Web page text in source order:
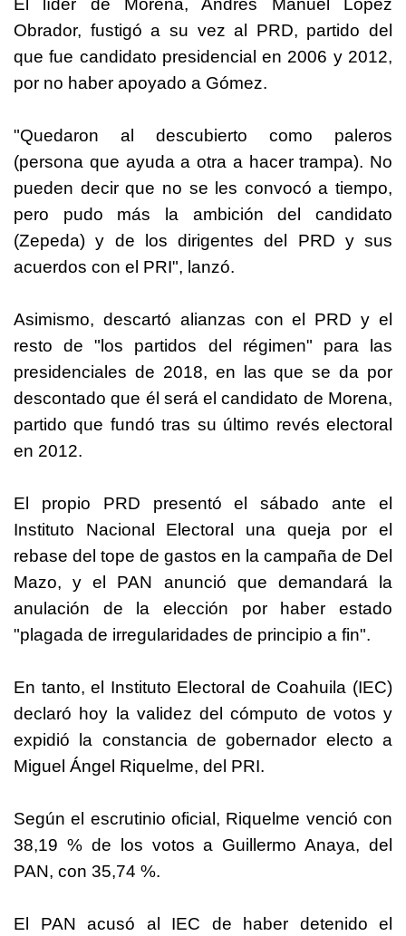
El líder de Morena, Andrés Manuel López
Obrador, fustigó a su vez al PRD, partido del
que fue candidato presidencial en 2006 y 2012,
por no haber apoyado a Gómez.
"Quedaron al descubierto como paleros
(persona que ayuda a otra a hacer trampa). No
pueden decir que no se les convocó a tiempo,
pero pudo más la ambición del candidato
(Zepeda) y de los dirigentes del PRD y sus
acuerdos con el PRI", lanzó.
Asimismo, descartó alianzas con el PRD y el
resto de "los partidos del régimen" para las
presidenciales de 2018, en las que se da por
descontado que él será el candidato de Morena,
partido que fundó tras su último revés electoral
en 2012.
El propio PRD presentó el sábado ante el
Instituto Nacional Electoral una queja por el
rebase del tope de gastos en la campaña de Del
Mazo, y el PAN anunció que demandará la
anulación de la elección por haber estado
"plagada de irregularidades de principio a fin".
En tanto, el Instituto Electoral de Coahuila (IEC)
declaró hoy la validez del cómputo de votos y
expidió la constancia de gobernador electo a
Miguel Ángel Riquelme, del PRI.
Según el escrutinio oficial, Riquelme venció con
38,19 % de los votos a Guillermo Anaya, del
PAN, con 35,74 %.
El PAN acusó al IEC de haber detenido el